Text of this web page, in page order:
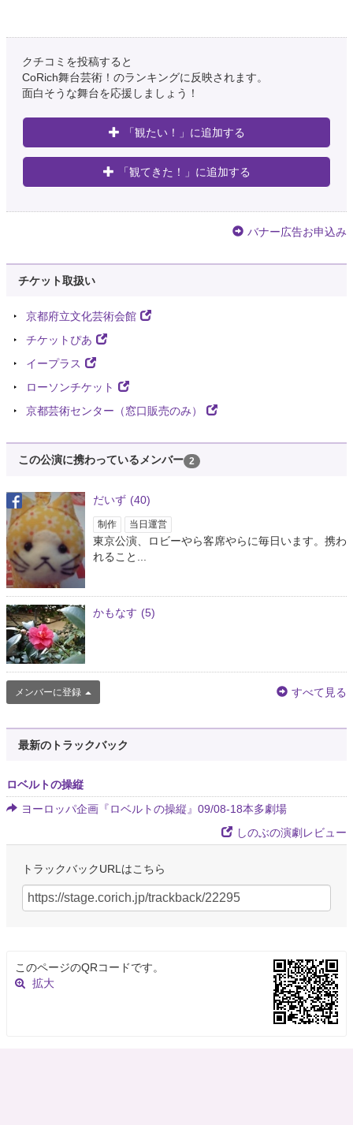
クチコミを投稿すると
CoRich舞台芸術！のランキングに反映されます。
面白そうな舞台を応援しましょう！
「観たい！」に追加する
「観てきた！」に追加する
バナー広告お申込み
チケット取扱い
京都府立文化芸術会館
チケットぴあ
イープラス
ローソンチケット
京都芸術センター（窓口販売のみ）
この公演に携わっているメンバー 2
だいず (40)
制作 当日運営
東京公演、ロビーやら客席やらに毎日います。携わ
れること...
かもなす (5)
メンバーに登録 すべて見る
最新のトラックバック
ロベルトの操縦
ヨーロッパ企画『ロベルトの操縦』09/08-18本多劇場
しのぶの演劇レビュー
トラックバックURLはこちら
このページのQRコードです。
拡大